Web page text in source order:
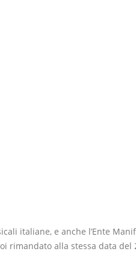
italiane, e anche l’Ente
rimandato alla stessa data del